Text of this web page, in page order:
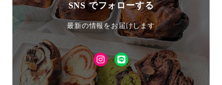
SNS でフォローする
最新の情報をお届けします
Instagram
LINE
友